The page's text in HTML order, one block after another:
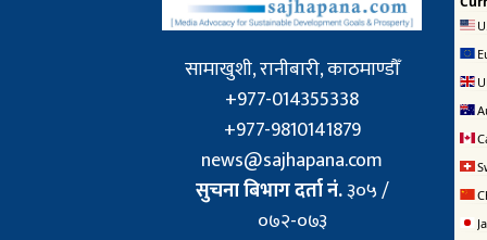
सामाखुशी, रानीबारी, काठमाण्डौँ
+977-014355338
+977-9810141879
news@sajhapana.com
सुचना बिभाग दर्ता नं.३०५ /
०७२-०७३